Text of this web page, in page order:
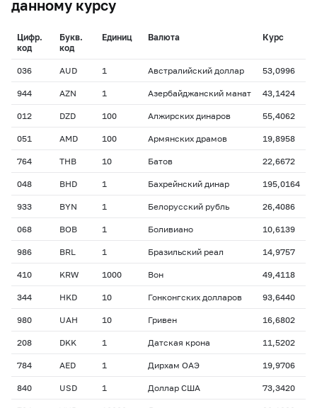
данному курсу
Цифр.
код
Букв.
код
Единиц Валюта Курс
036 AUD 1 Австралийский доллар 53,0996
944 AZN 1 Азербайджанский манат 43,1424
012 DZD 100 Алжирских динаров 55,4062
051 AMD 100 Армянских драмов 19,8958
764 THB 10 Батов 22,6672
048 BHD 1 Бахрейнский динар 195,0164
933 BYN 1 Белорусский рубль 26,4086
068 BOB 1 Боливиано 10,6139
986 BRL 1 Бразильский реал 14,9757
410 KRW 1000 Вон 49,4118
344 HKD 10 Гонконгских долларов 93,6440
980 UAH 10 Гривен 16,6802
208 DKK 1 Датская крона 11,5202
784 AED 1 Дирхам ОАЭ 19,9706
840 USD 1 Доллар США 73,3420